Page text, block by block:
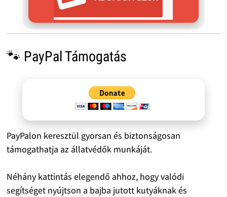
🐾 PayPal Támogatás
PayPalon keresztül gyorsan és biztonságosan
támogathatja az állatvédők munkáját.
Néhány kattintás elegendő ahhoz, hogy valódi
segítséget nyújtson a bajba jutott kutyáknak és